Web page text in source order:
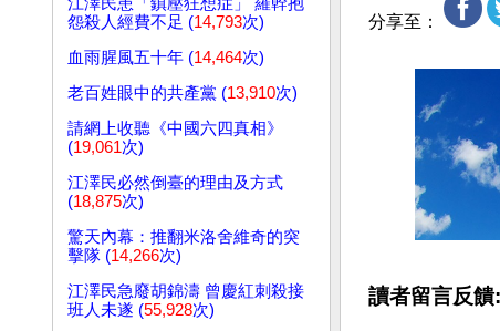
怨殺人經費不足 (14,793次)
血雨腥風五十年 (14,464次)
老百姓眼中的共產黨 (13,910次)
請網上收聽《中國六四真相》
(19,061次)
江澤民必然倒臺的理由及方式
(18,875次)
驚天內幕：推翻米洛舍維奇的突
擊隊 (14,266次)
江澤民急廢胡錦濤 曾慶紅刺殺接
班人未遂 (55,928次)
分享至：
讀者留言反饋: